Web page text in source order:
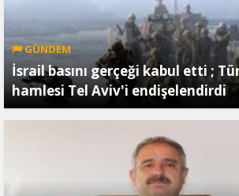
GÜNDEM
İsrail basını gerçeği kabul etti ;
hamlesi Tel Aviv'i endişelendirdi